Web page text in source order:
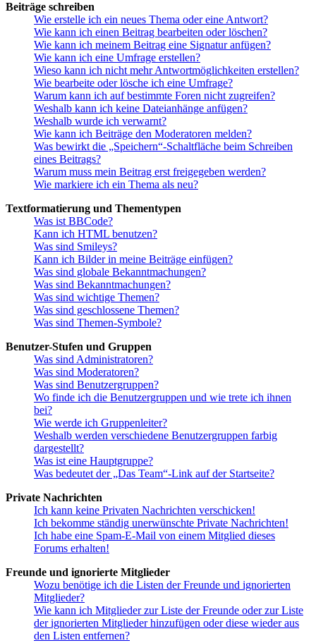
Beiträge schreiben
Wie erstelle ich ein neues Thema oder eine Antwort?
Wie kann ich einen Beitrag bearbeiten oder löschen?
Wie kann ich meinem Beitrag eine Signatur anfügen?
Wie kann ich eine Umfrage erstellen?
Wieso kann ich nicht mehr Antwortmöglichkeiten erstellen?
Wie bearbeite oder lösche ich eine Umfrage?
Warum kann ich auf bestimmte Foren nicht zugreifen?
Weshalb kann ich keine Dateianhänge anfügen?
Weshalb wurde ich verwarnt?
Wie kann ich Beiträge den Moderatoren melden?
Was bewirkt die „Speichern“-Schaltfläche beim Schreiben
eines Beitrags?
Warum muss mein Beitrag erst freigegeben werden?
Wie markiere ich ein Thema als neu?
Textformatierung und Thementypen
Was ist BBCode?
Kann ich HTML benutzen?
Was sind Smileys?
Kann ich Bilder in meine Beiträge einfügen?
Was sind globale Bekanntmachungen?
Was sind Bekanntmachungen?
Was sind wichtige Themen?
Was sind geschlossene Themen?
Was sind Themen-Symbole?
Benutzer-Stufen und Gruppen
Was sind Administratoren?
Was sind Moderatoren?
Was sind Benutzergruppen?
Wo finde ich die Benutzergruppen und wie trete ich ihnen
bei?
Wie werde ich Gruppenleiter?
Weshalb werden verschiedene Benutzergruppen farbig
dargestellt?
Was ist eine Hauptgruppe?
Was bedeutet der „Das Team“-Link auf der Startseite?
Private Nachrichten
Ich kann keine Privaten Nachrichten verschicken!
Ich bekomme ständig unerwünschte Private Nachrichten!
Ich habe eine Spam-E-Mail von einem Mitglied dieses
Forums erhalten!
Freunde und ignorierte Mitglieder
Wozu benötige ich die Listen der Freunde und ignorierten
Mitglieder?
Wie kann ich Mitglieder zur Liste der Freunde oder zur Liste
der ignorierten Mitglieder hinzufügen oder diese wieder aus
den Listen entfernen?